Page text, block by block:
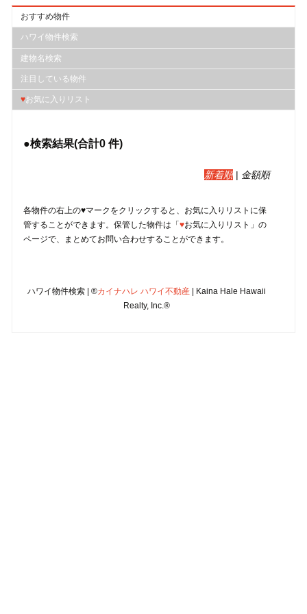
おすすめ物件
ハワイ物件検索
建物名検索
注目している物件
♥お気に入りリスト
●検索結果(合計0 件)
新着順| 金額順
各物件の右上の♥マークをクリックすると、︎お気に入りリストに保
管することができます。保管した物件は「♥お気に入りリスト」の
ページで、まとめてお問い合わせすることができます。
ハワイ物件検索 | ®カイナハレ ハワイ不動産 | Kaina Hale Hawaii
Realty, Inc.®